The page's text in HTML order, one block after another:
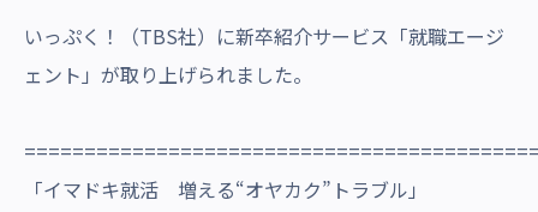
いっぷく！（TBS社）に新卒紹介サービス「就職エージ
ェント」が取り上げられました。
「イマドキ就活 増える“オヤカク”トラブル」